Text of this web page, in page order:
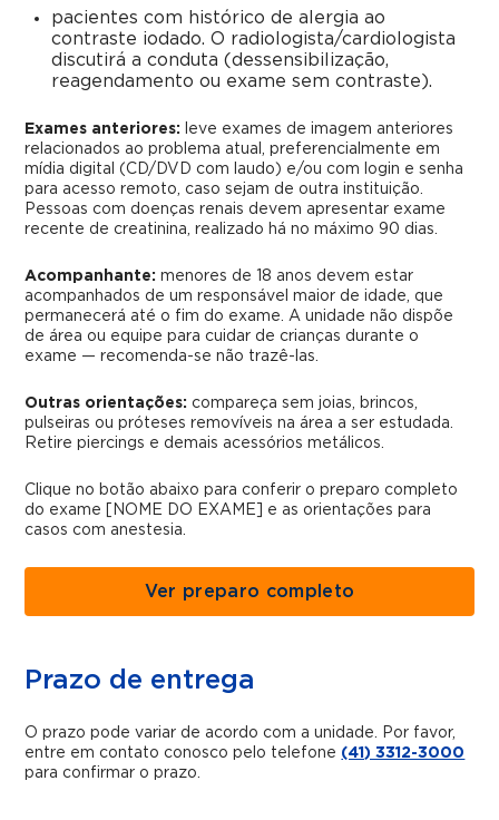
pacientes com histórico de alergia ao
contraste iodado. O radiologista/cardiologista
discutirá a conduta (dessensibilização,
reagendamento ou exame sem contraste).
Exames anteriores:
leve exames de imagem anteriores
relacionados ao problema atual, preferencialmente em
mídia digital (CD/DVD com laudo) e/ou com login e senha
para acesso remoto, caso sejam de outra instituição.
Pessoas com doenças renais devem apresentar exame
recente de creatinina, realizado há no máximo 90 dias.
Acompanhante: menores de 18 anos devem estar
acompanhados de um responsável maior de idade, que
permanecerá até o fim do exame. A unidade não dispõe
de área ou equipe para cuidar de crianças durante o
exame — recomenda-se não trazê-las.
Outras orientações: compareça sem joias, brincos,
pulseiras ou próteses removíveis na área a ser estudada.
Retire piercings e demais acessórios metálicos.
Clique no botão abaixo para conferir o preparo completo
do exame [NOME DO EXAME] e as orientações para
casos com anestesia.
Ver preparo completo
Prazo de entrega
O prazo pode variar de acordo com a unidade. Por favor,
entre em contato conosco pelo telefone (41) 3312-3000
para confirmar o prazo.